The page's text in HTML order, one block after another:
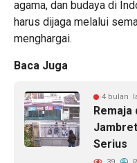
agama, dan budaya di
harus dijaga melalui
menghargai.
Baca Juga
4 bulan
Remaja
Serius